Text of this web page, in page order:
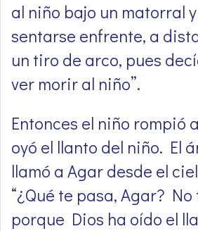
al niño bajo un matorral
sentarse enfrente, a
un tiro de arco, pues
ver morir al niño”.
Entonces el niño rompió
oyó el llanto del niño. El
llamó a Agar desde el
“¿Qué te pasa, Agar?
porque Dios ha oído el